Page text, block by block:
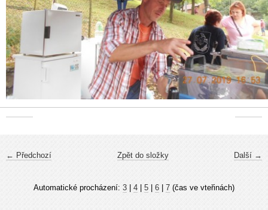
← Předchozí Další →
Zpět do složky
Automatické procházení: 3 4 5 6 7 (čas ve vteřinách)